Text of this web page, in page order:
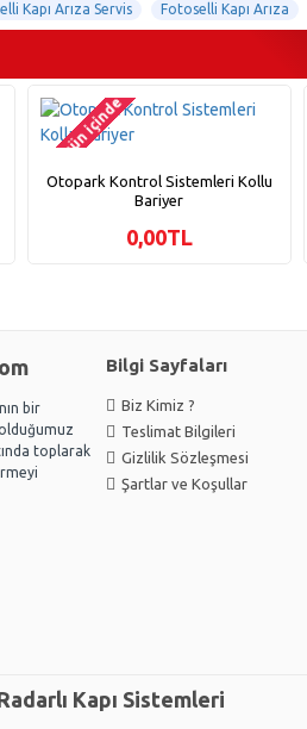
Kapı Arıza Servis Fotoselli Kapı Arıza
2-3 gün içinde
Otopark Kontrol Sistemleri Kollu
Bariyer
0,00TL
bir
toplarak
Bilgi Sayfaları
Biz Kimiz ?
Teslimat Bilgileri
Gizlilik Sözleşmesi
Şartlar ve Koşullar
Kapı Sistemleri